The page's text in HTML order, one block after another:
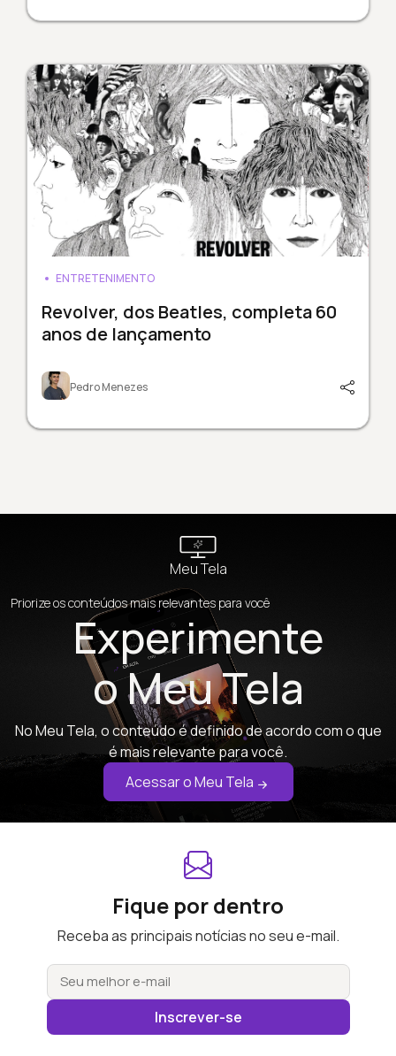
ENTRETENIMENTO
Revolver, dos Beatles, completa 60
anos de lançamento
Pedro Menezes
Meu Tela
Priorize os conteúdos mais relevantes para você
Experimente
o Meu Tela
No Meu Tela, o conteúdo é definido de acordo com o que
é mais relevante para você.
Acessar o Meu Tela
Fique por dentro
Receba as principais notícias no seu e-mail.
Inscrever-se